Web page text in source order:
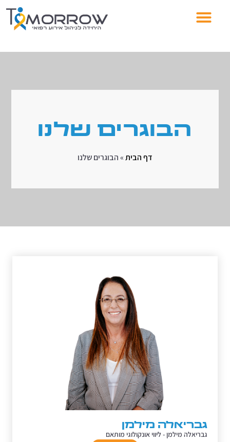
הבוגרים שלנו
דף הבית»הבוגרים שלנו
גבריאלה מילמן
גבריאלה מילמן - ליווי אונקולוגי מותאם